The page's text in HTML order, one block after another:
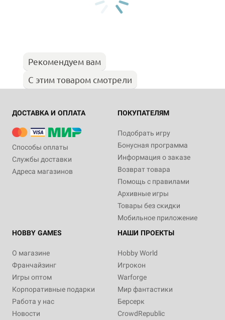
Рекомендуем вам
С этим товаром смотрели
ДОСТАВКА И ОПЛАТА
Способы оплаты
Службы доставки
Адреса магазинов
ПОКУПАТЕЛЯМ
Подобрать игру
Бонусная программа
Информация о заказе
Возврат товара
Помощь с правилами
Архивные игры
Товары без скидки
Мобильное приложение
HOBBY GAMES
О магазине
Франчайзинг
Игры оптом
Корпоративные подарки
Работа у нас
Новости
НАШИ ПРОЕКТЫ
Hobby World
Игрокон
Warforge
Мир фантастики
Берсерк
CrowdRepublic